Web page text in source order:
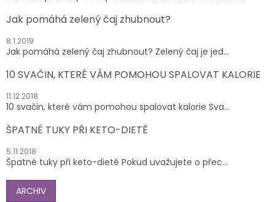
Jak pomáhá zelený čaj zhubnout?
8.1.2019
Jak pomáhá zelený čaj zhubnout? Zelený čaj je jed...
10 SVAČIN, KTERÉ VÁM POMOHOU SPALOVAT KALORIE
11.12.2018
10 svačin, které vám pomohou spalovat kalorie Sva...
ŠPATNÉ TUKY PŘI KETO-DIETĚ
5.11.2018
Špatné tuky při keto-dietě Pokud uvažujete o přec...
ARCHIV